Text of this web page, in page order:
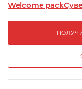
Welcome pack